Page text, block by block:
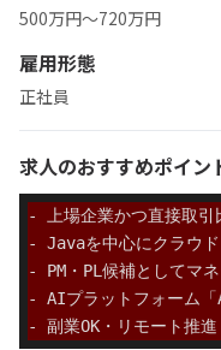
500万円～720万円
雇用形態
正社員
求人のおすすめポイン
- 上場企業かつ直接取引
- Javaを中心にクラウ
- PM・PL候補としてマ
- AIプラットフォーム「
- 副業OK・リモート推